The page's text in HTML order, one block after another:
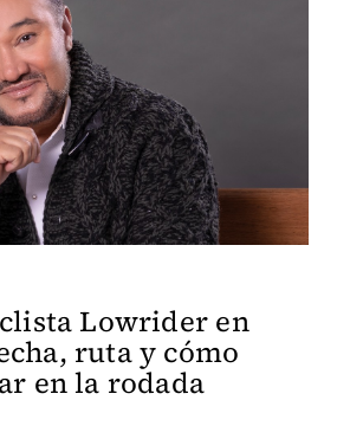
Lowrider en
ruta y cómo
en la rodada